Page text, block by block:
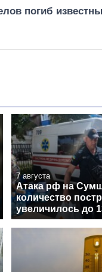
погиб
7 августа
Атака рф на
количество
увеличилось до